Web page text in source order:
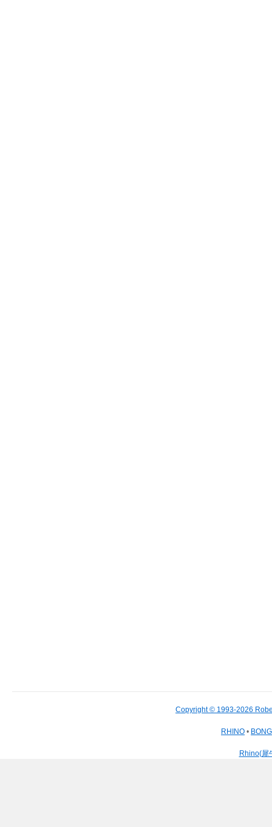
Copyright © 1993-2026
RHINO •
Rhino(犀